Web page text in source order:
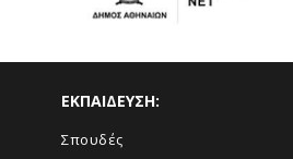
ΕΚΠΑΙΔΕΥΣΗ:
Σπουδές